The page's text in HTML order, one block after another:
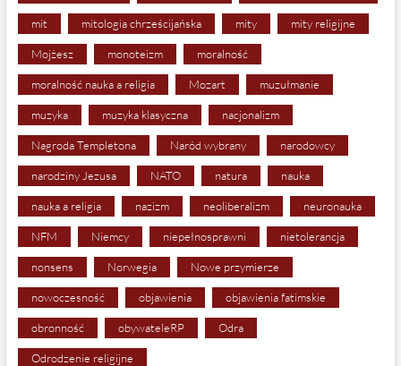
mit mitologia chrześcijańska mity mity religijne
Mojżesz monoteizm moralność
moralność nauka a religia Mozart muzułmanie
muzyka muzyka klasyczna nacjonalizm
Nagroda Templetona Naród wybrany narodowcy
narodziny Jezusa NATO natura nauka
nauka a religia nazizm neoliberalizm neuronauka
NFM Niemcy niepełnosprawni nietolerancja
nonsens Norwegia Nowe przymierze
nowoczesność objawienia objawienia fatimskie
obronność obywateleRP Odra
Odrodzenie religijne